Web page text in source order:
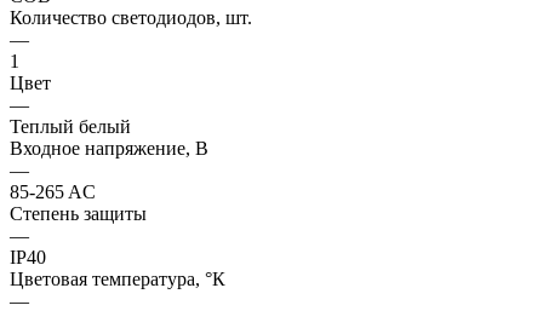
Количество светодиодов, шт.
—
1
Цвет
—
Теплый белый
Входное напряжение, В
—
85-265 AC
Степень защиты
—
IP40
Цветовая температура, °К
—